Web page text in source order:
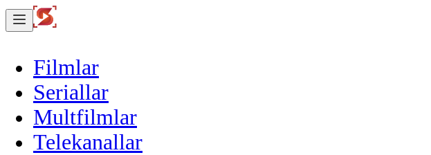
Filmlar
Seriallar
Multfilmlar
Telekanallar